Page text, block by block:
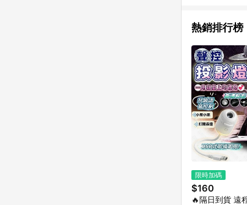
熱銷排行榜
限時加碼
$160
🔥隔日到貨 遠